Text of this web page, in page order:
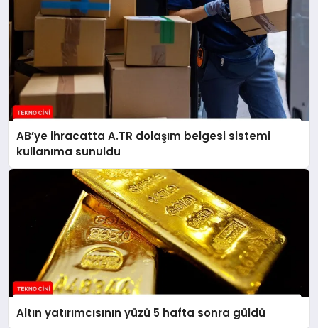
AB’ye ihracatta A.TR dolaşım belgesi sistemi
kullanıma sunuldu
Altın yatırımcısının yüzü 5 hafta sonra güldü